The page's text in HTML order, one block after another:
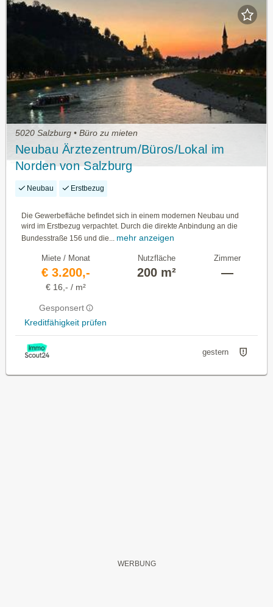
5020 Salzburg • Büro zu mieten
Neubau Ärztezentrum/Büros/Lokal im
Norden von Salzburg
Neubau Erstbezug
Die Gewerbefläche befindet sich in einem modernen Neubau und
wird im Erstbezug verpachtet. Durch die direkte Anbindung an die
Bundesstraße 156 und die... mehr anzeigen
Miete / Monat
€ 3.200,-
€ 16,- / m²
Gesponsert
Kreditfähigkeit prüfen
Nutzfläche
200 m²
Zimmer
—
gestern